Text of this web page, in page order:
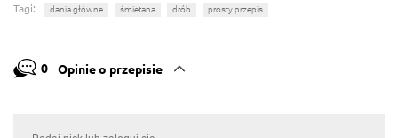
Tagi: dania główne śmietana drób prosty przepis
0 Opinie o przepisie